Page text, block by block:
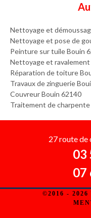
Nettoyage et
Nettoyage et pose de
Peinture sur tuile Bouin
Nettoyage et
Réparation de toiture
Travaux de zinguerie
Couvreur Bouin 62140
Traitement de
27 route de
03
07
©2016 - 2026